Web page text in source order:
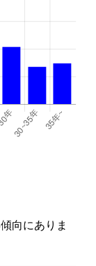
向にありま